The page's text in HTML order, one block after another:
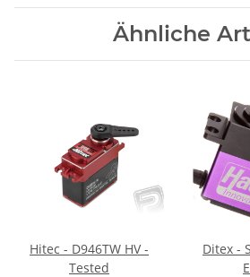
Ähnliche
Hitec - D946TW HV -
Tested
Ditex -